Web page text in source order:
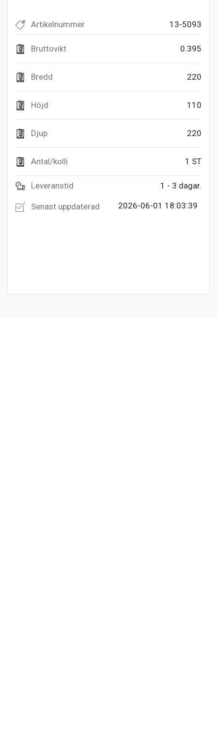
13-5093
Artikelnummer
0.395
Bruttovikt
220
Bredd
110
Höjd
220
Djup
1 ST
Antal/kolli
1 - 3 dagar.
Leveranstid
2026-06-01 18:03:39
Senast uppdaterad